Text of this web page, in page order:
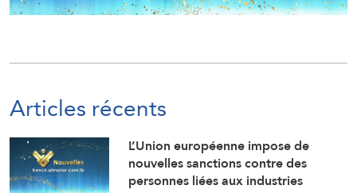
Articles récents
L’Union européenne impose de
nouvelles sanctions contre des
personnes liées aux industries